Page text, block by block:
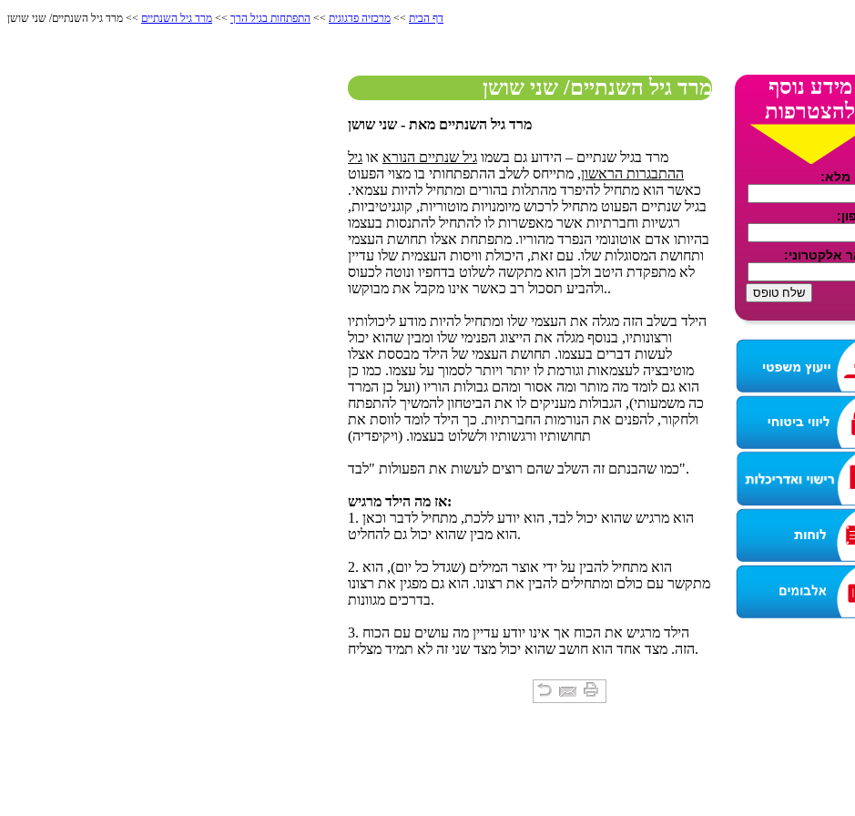
דף הבית >> מרכזיה פדגוגית >> התפתחות בגיל הרך >> מרד גיל השנתיים >> מרד גיל השנתיים/ שני שושן
מרד גיל השנתיים/ שני שושן
מרד גיל השנתיים מאת - שני שושן
מרד בגיל שנתיים – הידוע גם בשמו גיל שנתיים הנורא או גיל
ההתבגרות הראשון, מתייחס לשלב ההתפתחותי בו מצוי הפעוט
כאשר הוא מתחיל להיפרד מהתלות בהורים ומתחיל להיות עצמאי.
בגיל שנתיים הפעוט מתחיל לרכוש מיומנויות מוטוריות, קוגניטיביות,
רגשיות וחברתיות אשר מאפשרות לו להתחיל להתנסות בעצמו
בהיותו אדם אוטונומי הנפרד מהוריו. מתפתחת אצלו תחושת העצמי
ותחושת המסוגלות שלו. עם זאת, היכולת וויסות העצמית שלו עדיין
לא מתפקדת היטב ולכן הוא מתקשה לשלוט בדחפיו ונוטה לכעוס
ולהביע תסכול רב כאשר אינו מקבל את מבוקשו..
הילד בשלב הזה מגלה את העצמי שלו ומתחיל להיות מודע ליכולותיו
ורצונותיו, בנוסף מגלה את הייצוג הפנימי שלו ומבין שהוא יכול
לעשות דברים בעצמו. תחושת העצמי של הילד מבססת אצלו
מוטיבציה לעצמאות וגורמת לו יותר ויותר לסמוך על עצמו. כמו כן
הוא גם לומד מה מותר ומה אסור ומהם גבולות הוריו (ועל כן המרד
כה משמעותי), הגבולות מעניקים לו את הביטחון להמשיך להתפתח
ולחקור, להפנים את הנורמות החברתיות. כך הילד לומד לווסת את
תחושותיו ורגשותיו ולשלוט בעצמו. (ויקיפדיה)
כמו שהבנתם זה השלב שהם רוצים לעשות את הפעולות "לבד".
אז מה הילד מרגיש:
1. הוא מרגיש שהוא יכול לבד, הוא יודע ללכת, מתחיל לדבר וכאן
הוא מבין שהוא יכול גם להחליט.
2. הוא מתחיל להבין על ידי אוצר המילים (שגדל כל יום), הוא
מתקשר עם כולם ומתחילים להבין את רצונו. הוא גם מפגין את רצונו
בדרכים מגוונות.
3. הילד מרגיש את הכוח אך אינו יודע עדיין מה עושים עם הכוח
הזה. מצד אחד הוא חושב שהוא יכול מצד שני זה לא תמיד מצליח.
מידע נוסף
להצטרפות